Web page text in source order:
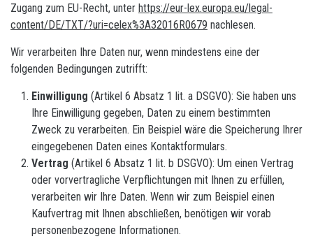
Zugang zum EU-Recht, unter https://eur-lex.europa.eu/legal-
content/DE/TXT/?uri=celex%3A32016R0679 nachlesen.
Wir verarbeiten Ihre Daten nur, wenn mindestens eine der
folgenden Bedingungen zutrifft:
Einwilligung (Artikel 6 Absatz 1 lit. a DSGVO): Sie haben uns
Ihre Einwilligung gegeben, Daten zu einem bestimmten
Zweck zu verarbeiten. Ein Beispiel wäre die Speicherung Ihrer
eingegebenen Daten eines Kontaktformulars.
Vertrag (Artikel 6 Absatz 1 lit. b DSGVO): Um einen Vertrag
oder vorvertragliche Verpflichtungen mit Ihnen zu erfüllen,
verarbeiten wir Ihre Daten. Wenn wir zum Beispiel einen
Kaufvertrag mit Ihnen abschließen, benötigen wir vorab
personenbezogene Informationen.